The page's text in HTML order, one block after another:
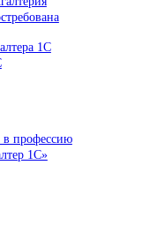
1С
в профессию
1С»